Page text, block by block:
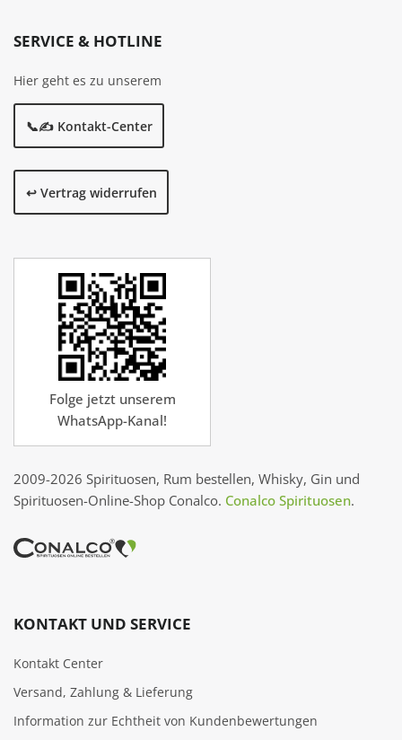
SERVICE & HOTLINE
Hier geht es zu unserem
📞✍️ Kontakt-Center
↩️ Vertrag widerrufen
Folge jetzt unserem
WhatsApp-Kanal!
2009-2026 Spirituosen, Rum bestellen, Whisky, Gin und
Spirituosen-Online-Shop Conalco. Conalco Spirituosen.
KONTAKT UND SERVICE
Kontakt Center
Versand, Zahlung & Lieferung
Information zur Echtheit von Kundenbewertungen